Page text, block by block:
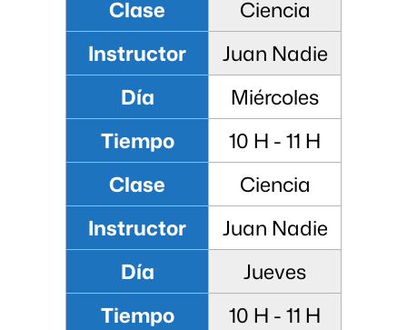
Clase
Ciencia
Instructor
Juan Nadie
Día
Miércoles
Tiempo
10 H - 11 H
Clase
Ciencia
Instructor
Juan Nadie
Día
Jueves
Tiempo
10 H - 11 H